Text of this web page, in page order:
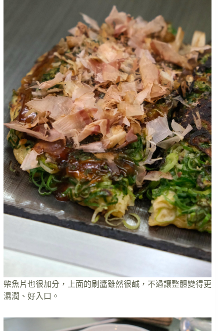
柴魚片也很加分，上面的刷醬雖然很鹹，不過讓整體變得更
濕潤、好入口。